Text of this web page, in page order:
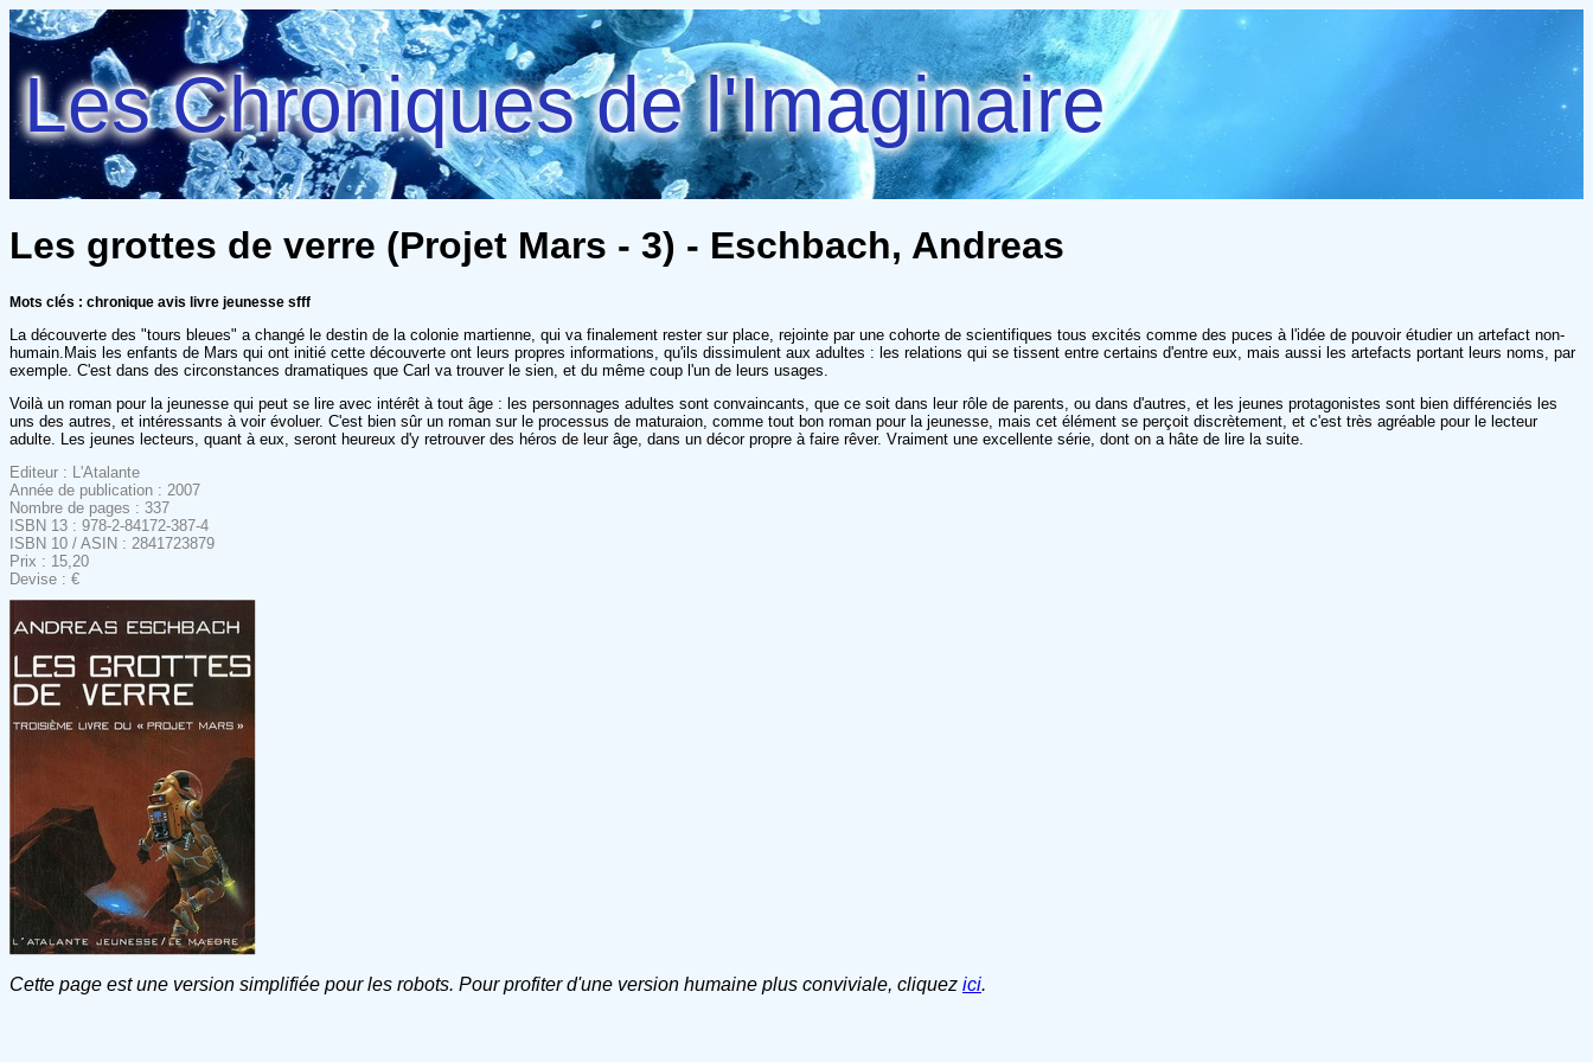
Les Chroniques de l'Imaginaire
Les grottes de verre (Projet Mars - 3) - Eschbach, Andreas
Mots clés : chronique avis livre jeunesse sfff
La découverte des "tours bleues" a changé le destin de la colonie martienne, qui va finalement rester sur place, rejointe par une cohorte de scientifiques tous excités comme des puces à l'idée de pouvoir étudier un artefact non-
humain.Mais les enfants de Mars qui ont initié cette découverte ont leurs propres informations, qu'ils dissimulent aux adultes : les relations qui se tissent entre certains d'entre eux, mais aussi les artefacts portant leurs noms, par
exemple. C'est dans des circonstances dramatiques que Carl va trouver le sien, et du même coup l'un de leurs usages.
Voilà un roman pour la jeunesse qui peut se lire avec intérêt à tout âge : les personnages adultes sont convaincants, que ce soit dans leur rôle de parents, ou dans d'autres, et les jeunes protagonistes sont bien différenciés les
uns des autres, et intéressants à voir évoluer. C'est bien sûr un roman sur le processus de maturaion, comme tout bon roman pour la jeunesse, mais cet élément se perçoit discrètement, et c'est très agréable pour le lecteur
adulte. Les jeunes lecteurs, quant à eux, seront heureux d'y retrouver des héros de leur âge, dans un décor propre à faire rêver. Vraiment une excellente série, dont on a hâte de lire la suite.
Editeur : L'Atalante
Année de publication : 2007
Nombre de pages : 337
ISBN 13 : 978-2-84172-387-4
ISBN 10 / ASIN : 2841723879
Prix : 15,20
Devise : €
Cette page est une version simplifiée pour les robots. Pour profiter d'une version humaine plus conviviale, cliquez ici.